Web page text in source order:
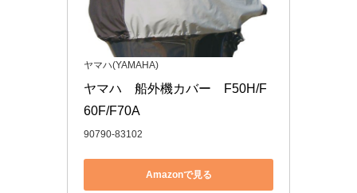
ヤマハ(YAMAHA)
ヤマハ　船外機カバー　F50H/F
60F/F70A
90790-83102
Amazonで見る